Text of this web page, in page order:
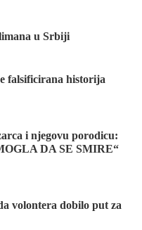
u Srbiji
falsificirana historija
i njegovu porodicu:
DA SE SMIRE“
volontera dobilo put za